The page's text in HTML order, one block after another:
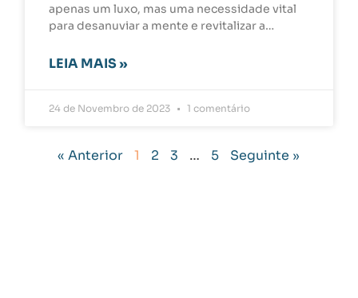
apenas um luxo, mas uma necessidade vital
para desanuviar a mente e revitalizar a…
LEIA MAIS »
24 de Novembro de 2023 1 comentário
« Anterior 1 2 3 … 5 Seguinte »